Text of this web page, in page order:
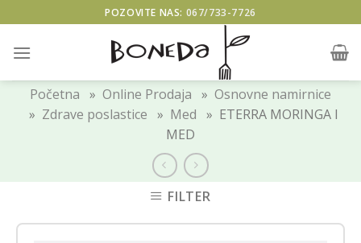
to
content
POZOVITE NAS: 067/733-7726
Početna » Online Prodaja » Osnovne namirnice
» Zdrave poslastice » Med » ETERRA MORINGA I
MED
FILTER